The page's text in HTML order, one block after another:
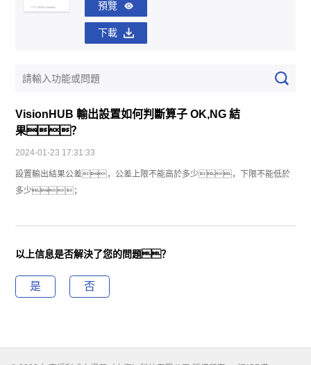
預覽
下載
VisionHUB 輸出設置如何判斷算子 OK,NG 結
果？
2024-01-23 17:31:33
設置輸出結果公差，公差上限不能高於多少，下限不能低於
多少；
以上信息是否解決了您的問題？
是 否